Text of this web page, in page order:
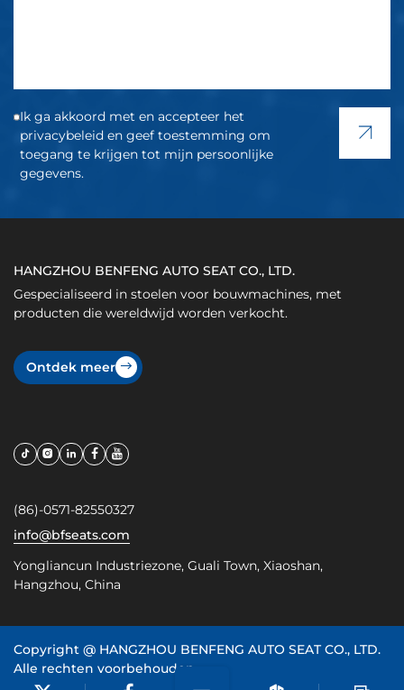
Ik ga akkoord met en accepteer het
privacybeleid en geef toestemming om
toegang te krijgen tot mijn persoonlijke
gegevens.
HANGZHOU BENFENG AUTO SEAT CO., LTD.
Gespecialiseerd in stoelen voor bouwmachines, met
producten die wereldwijd worden verkocht.
Ontdek meer
(86)-0571-82550327
info@bfseats.com
Yongliancun Industriezone, Guali Town, Xiaoshan,
Hangzhou, China
Copyright @ HANGZHOU BENFENG AUTO SEAT CO., LTD.
Alle rechten voorbehouden